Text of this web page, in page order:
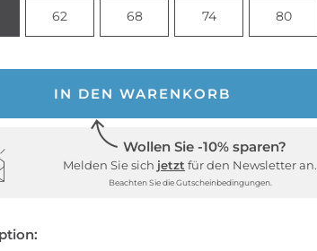
62 68 74 80
IN DEN WARENKORB
Wollen Sie -10% sparen?
Melden Sie sich jetzt für den Newsletter an.
Beachten Sie die Gutscheinbedingungen.